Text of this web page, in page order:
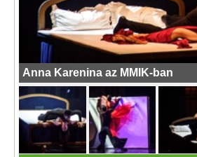
Anna Karenina az MMIK-ban